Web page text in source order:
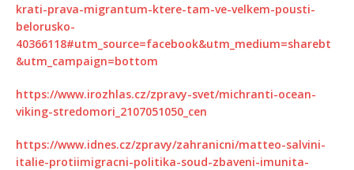
krati-prava-migrantum-ktere-tam-ve-velkem-pousti-
belorusko-
40366118#utm_source=facebook&utm_medium=sharebt
&utm_campaign=bottom
https://www.irozhlas.cz/zpravy-svet/michranti-ocean-
viking-stredomori_2107051050_cen
https://www.idnes.cz/zpravy/zahranicni/matteo-salvini-
italie-protiimigracni-politika-soud-zbaveni-imunita-